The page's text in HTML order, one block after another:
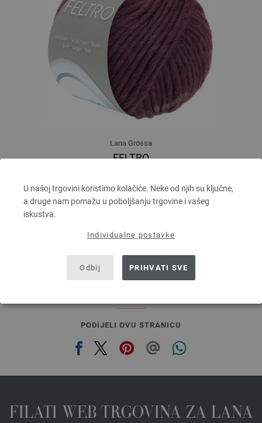
U našoj trgovini koristimo kolačiće. Neke od njih su ključne,
a druge nam pomažu u poboljšanju trgovine i vašeg
iskustva.
Individualne postavke
Odbij PRIHVATI SVE
Lana Grossa
FELTRO
Dužina: otprilike 50 m / 50 g
Većina igle: 8
bez PDV-a, dodatno troškovi za dostavu, Osnovna cijena:
PODIJELI OVU STRANICU
FILATI WEB TRGOVINA ZA LANA